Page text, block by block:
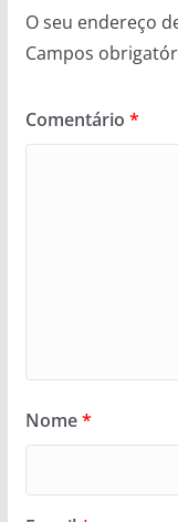
O seu endereço
Campos
Comentário *
Nome*